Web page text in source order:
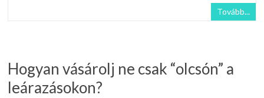
Tovább...
Hogyan vásárolj ne csak “olcsón” a
leárazásokon?